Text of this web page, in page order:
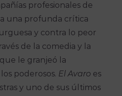
profesionales de
una profunda crítica
y contra lo peor
de la comedia y la
le granjeó la
poderosos. El Avaro es
y uno de sus últimos